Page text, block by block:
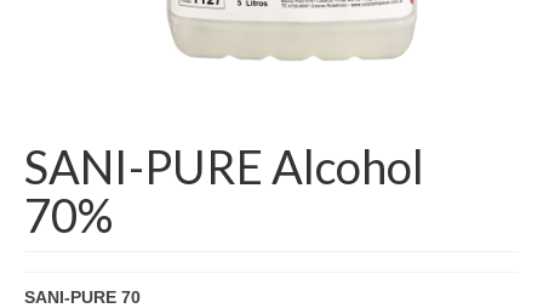
SANI-PURE Alcohol
70%
SANI-PURE 70